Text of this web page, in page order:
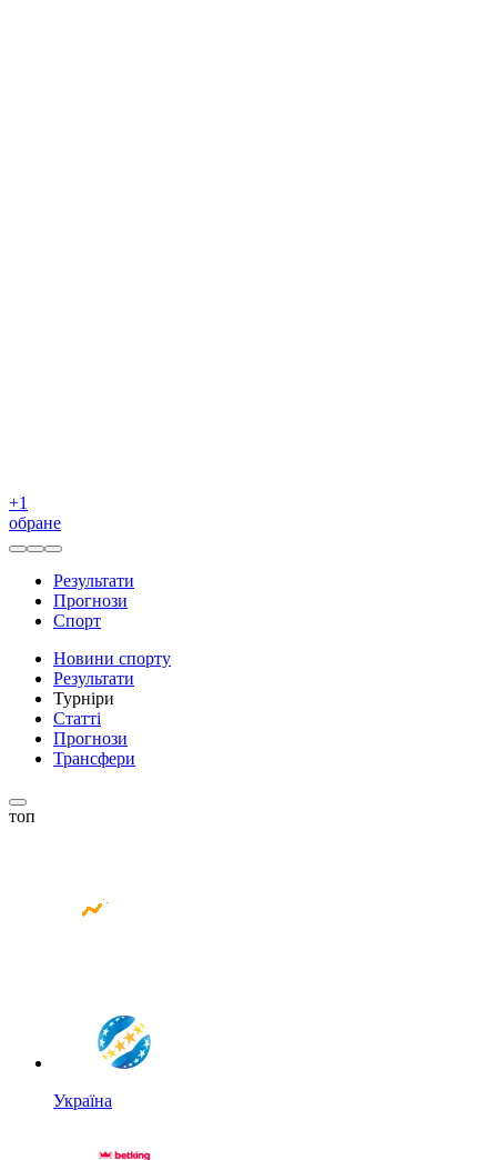
+1
обране
Результати
Прогнози
Спорт
Новини спорту
Результати
Турніри
Статті
Прогнози
Трансфери
топ
Україна